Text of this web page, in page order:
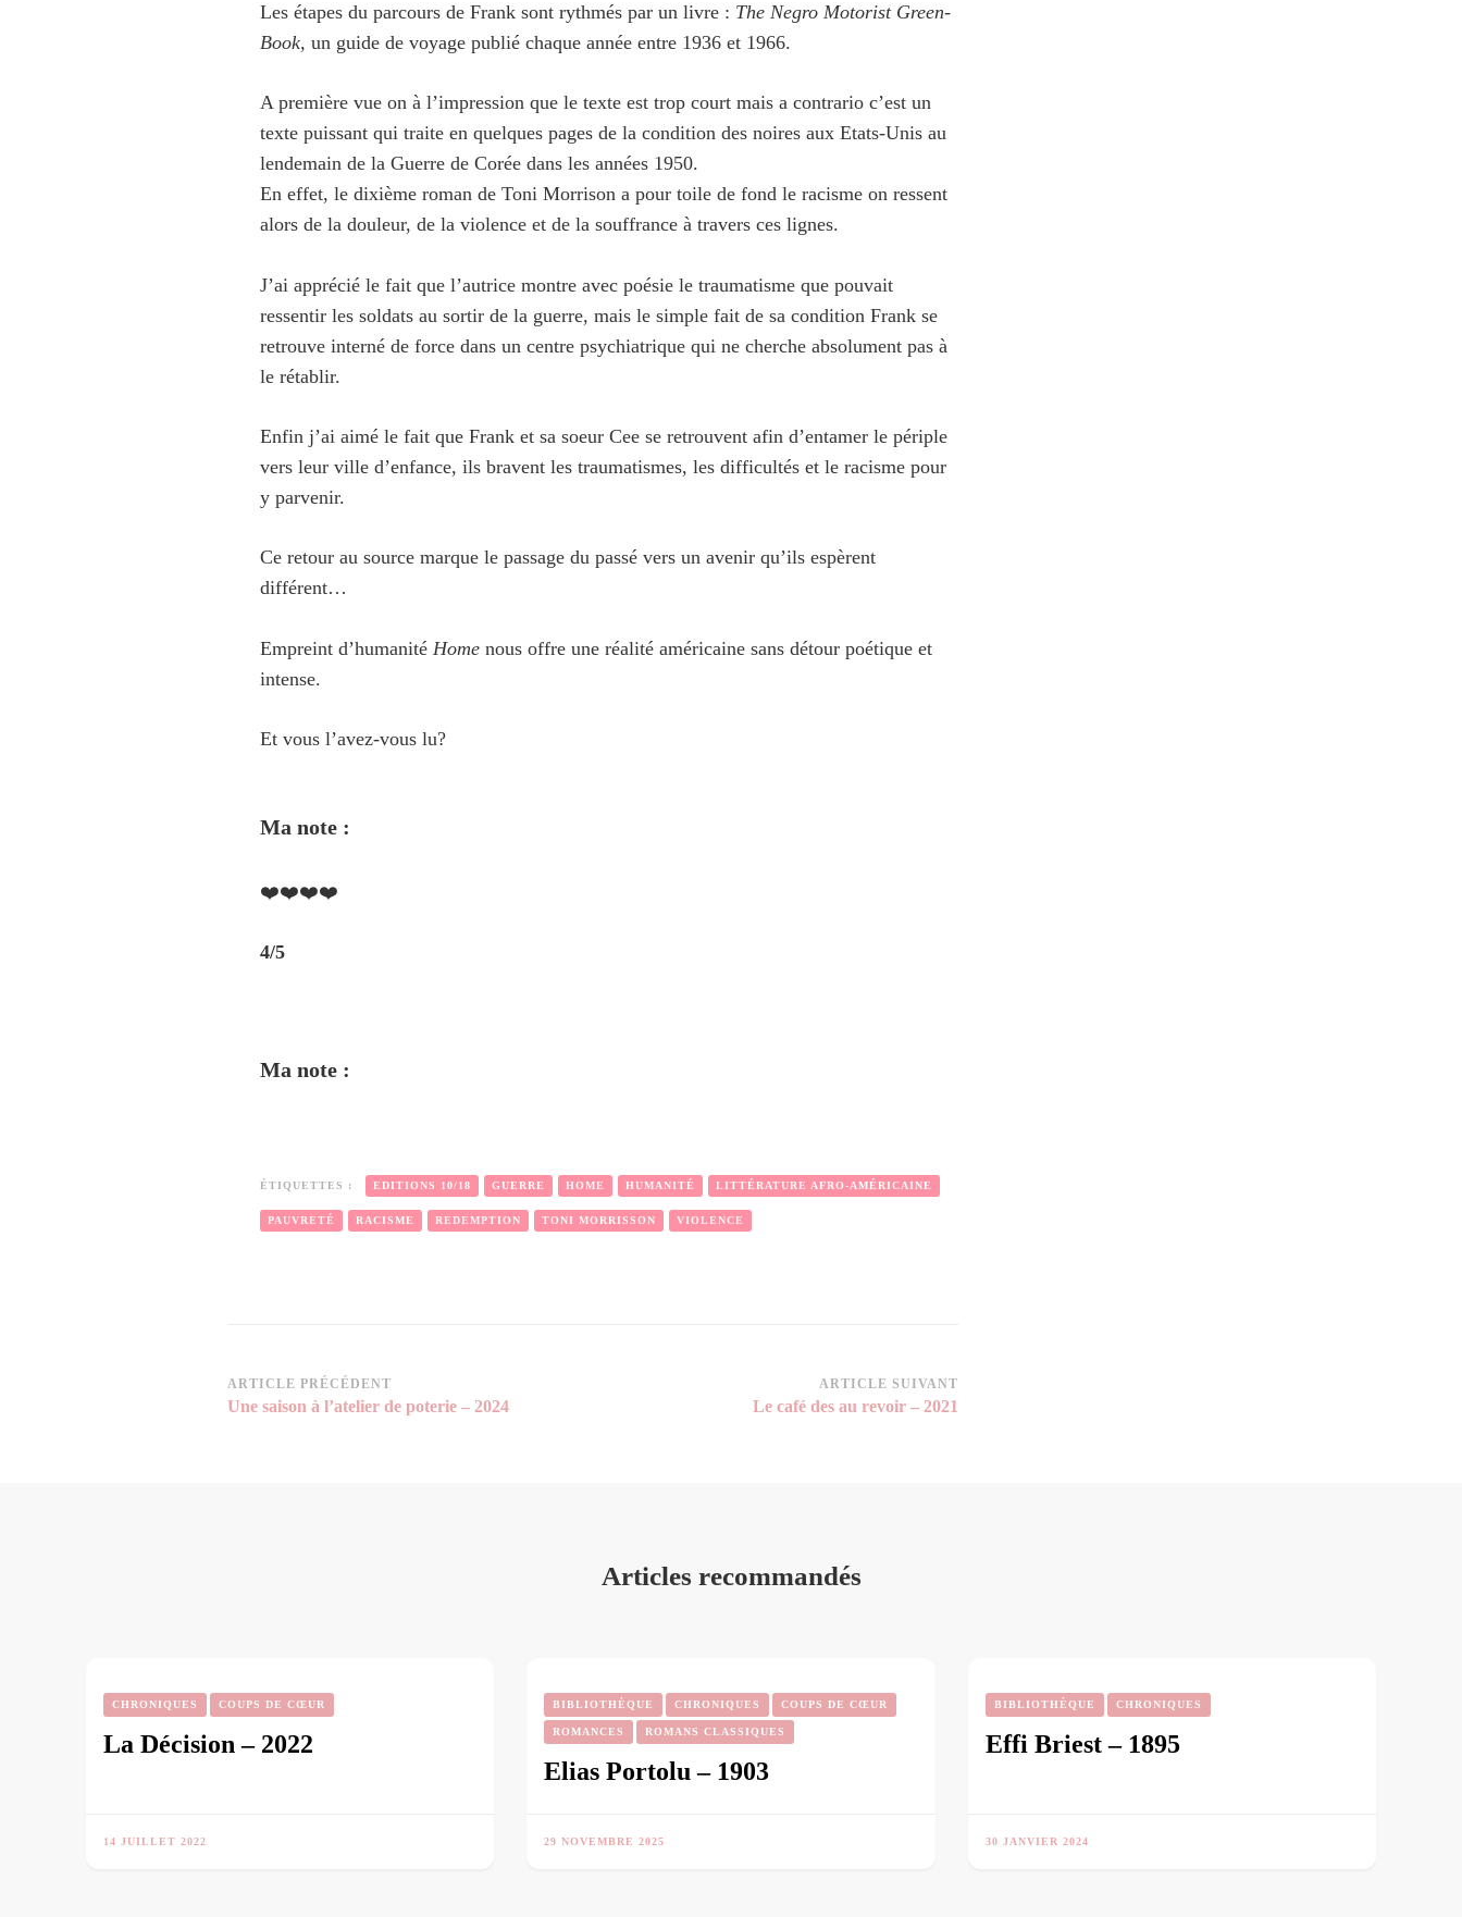
Les étapes du parcours de Frank sont rythmés par un livre : The Negro Motorist Green-
Book, un guide de voyage publié chaque année entre 1936 et 1966.
A première vue on à l’impression que le texte est trop court mais a contrario c’est un
texte puissant qui traite en quelques pages de la condition des noires aux Etats-Unis au
lendemain de la Guerre de Corée dans les années 1950.
En effet, le dixième roman de Toni Morrison a pour toile de fond le racisme on ressent
alors de la douleur, de la violence et de la souffrance à travers ces lignes.
J’ai apprécié le fait que l’autrice montre avec poésie le traumatisme que pouvait
ressentir les soldats au sortir de la guerre, mais le simple fait de sa condition Frank se
retrouve interné de force dans un centre psychiatrique qui ne cherche absolument pas à
le rétablir.
Enfin j’ai aimé le fait que Frank et sa soeur Cee se retrouvent afin d’entamer le périple
vers leur ville d’enfance, ils bravent les traumatismes, les difficultés et le racisme pour
y parvenir.
Ce retour au source marque le passage du passé vers un avenir qu’ils espèrent
différent…
Empreint d’humanité Home nous offre une réalité américaine sans détour poétique et
intense.
Et vous l’avez-vous lu?
Ma note :
❤️❤️❤️❤️
4/5
Ma note :
ÉTIQUETTES : EDITIONS 10/18 GUERRE HOME HUMANITÉ LITTÉRATURE AFRO-AMÉRICAINE
PAUVRETÉ RACISME REDEMPTION TONI MORRISSON VIOLENCE
Navigation
d’article
ARTICLE PRÉCÉDENT
Une saison à l’atelier de poterie – 2024
ARTICLE SUIVANT
Le café des au revoir – 2021
Articles recommandés
CHRONIQUES COUPS DE CŒUR
La Décision – 2022
14 JUILLET 2022
BIBLIOTHÈQUE CHRONIQUES COUPS DE CŒUR
ROMANCES ROMANS CLASSIQUES
Elias Portolu – 1903
29 NOVEMBRE 2025
BIBLIOTHÈQUE CHRONIQUES
Effi Briest – 1895
30 JANVIER 2024